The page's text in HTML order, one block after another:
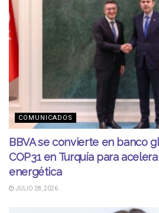
COMUNICADOS
BBVA se convierte en banco
COP31 en Turquía para
energética
JULIO 28, 2026